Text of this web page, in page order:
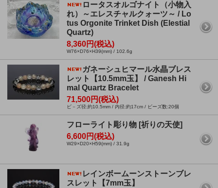
ロータスオルゴナイト（小物入
れ）～エレスチャルクォーツ～ / Lo
tus Orgonite Trinket Dish (Elestial
Quartz)
8,360円(税込)
W76×D76×H39(mm) / 102.6g
ガネーシュヒマール水晶ブレス
レット【10.5mm玉】 / Ganesh Hi
mal Quartz Bracelet
71,500円(税込)
ビ－ズ径:約10.5mm / 内径:約17cm / ビーズ数:20個
フローライト彫り物 [祈りの天使]
6,600円(税込)
W29×D20×H59(mm) / 31.9g
レインボームーンストーンブレ
スレット【7mm玉】